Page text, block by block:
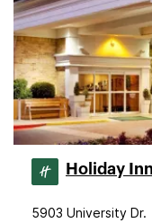
Holiday
5903 University Dr.